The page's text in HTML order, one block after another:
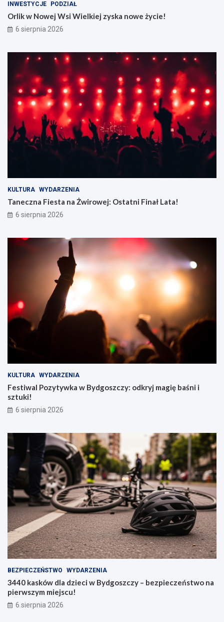
INWESTYCJE PODZIAŁ
Orlik w Nowej Wsi Wielkiej zyska nowe życie!
6 sierpnia 2026
KULTURA WYDARZENIA
Taneczna Fiesta na Żwirowej: Ostatni Finał Lata!
6 sierpnia 2026
KULTURA WYDARZENIA
Festiwal Pozytywka w Bydgoszczy: odkryj magię baśni i
sztuki!
6 sierpnia 2026
BEZPIECZEŃSTWO WYDARZENIA
3440 kasków dla dzieci w Bydgoszczy – bezpieczeństwo na
pierwszym miejscu!
6 sierpnia 2026